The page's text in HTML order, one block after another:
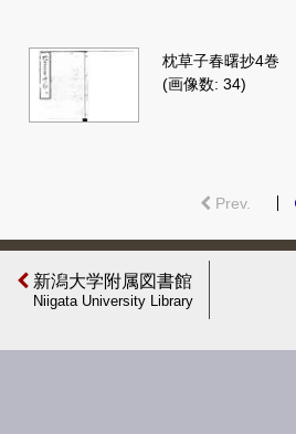
枕草子春曙抄4巻
(画像数: 34)
Prev.
新潟大学附属図書館
Niigata University Library